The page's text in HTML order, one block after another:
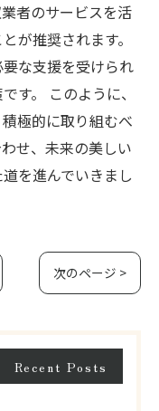
者のサービスを活
が推奨されます。
な支援を受けられ
す。 このように、
極的に取り組むべ
せ、未来の美しい
を進んでいきまし
次のページ >
Recent Posts